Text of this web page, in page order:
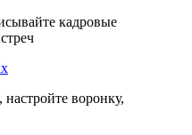
кадровые
воронку,